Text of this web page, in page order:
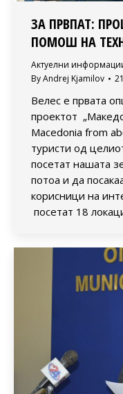
ЗА ПРВПАТ:
ПОМОШ НА
Актуелни
ByAndrej Kjamilov
Велес е првата
проектот
Macedonia from
туристи од
посетат нашата
потоа и да
корисници на
посетат 18